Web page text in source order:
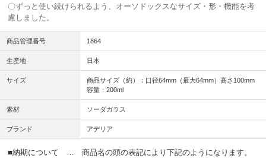
〇ずっと使い続けられるよう、オーソドックスなサイズ・形・機能を考
慮しました。
商品管理番号 1864
生産地 日本
サイズ
商品サイズ（約）：口径64mm（最大64mm）高さ100mm
容量：200ml
素材 ソーダガラス
ブランド アデリア
■納期について … 商品名の頭の表記により下記のようになります。